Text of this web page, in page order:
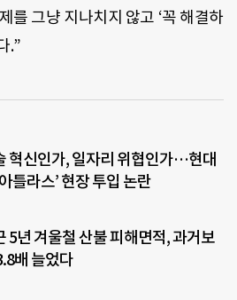
를 그냥 지나치지 않고 ‘꼭 해결하
.”
혁신인가, 일자리 위협인가…현대
틀라스’ 현장 투입 논란
5년 겨울철 산불 피해면적, 과거보
배 늘었다